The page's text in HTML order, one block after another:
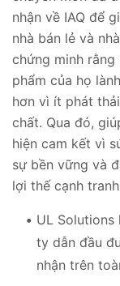
nhận về IAQ để
nhà bán lẻ và
chứng minh rằng
phẩm của họ
hơn vì ít phát
chất. Qua đó,
hiện cam kết vì
sự bền vững và
lợi thế cạnh
UL Solutions
ty dẫn đầu
nhận trên